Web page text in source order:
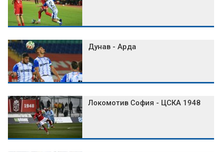
Дунав - Арда
Локомотив София - ЦСКА 1948